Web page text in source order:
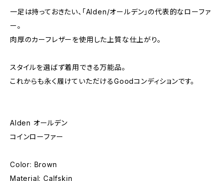
一足は持っておきたい、「Alden/オールデン」の代表的なローファ
ー。
肉厚のカーフレザーを使用した上質な仕上がり。
スタイルを選ばず着用できる万能品。
これからも永く履けていただけるGoodコンディションです。
Alden オールデン
コインローファー
Color: Brown
Material: Calfskin